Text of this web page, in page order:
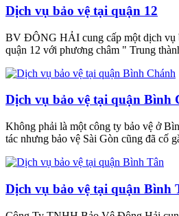
Dịch vụ bảo vệ tại quận 12
BV ĐÔNG HẢI cung cấp một dịch vụ
quận 12 với phương châm " Trung
Dịch vụ bảo vệ tại quận Bình
Không phải là một công ty bảo vệ ở
tác nhưng bảo vệ Sài Gòn cũng đã cố
Dịch vụ bảo vệ tại quận Bình